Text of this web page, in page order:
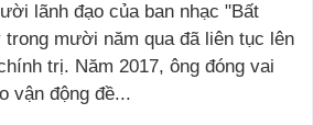
lãnh đạo của ban nhạc "Bất
trong mười năm qua đã liên tục lên
trị. Năm 2017, ông đóng vai
vận động đề...